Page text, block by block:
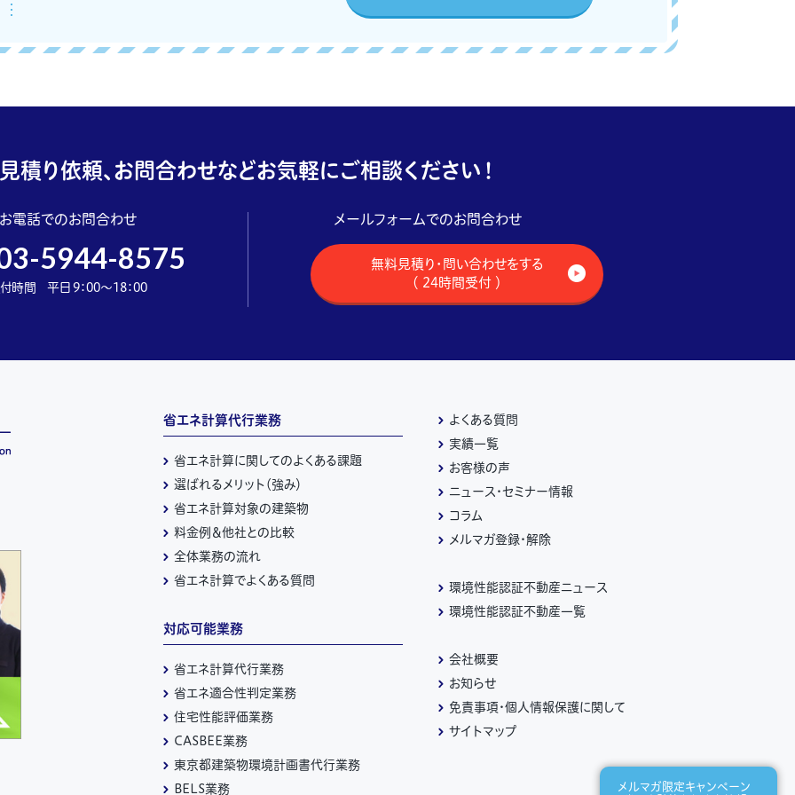
見積り依頼、お問合わせなどお気軽にご相談ください！
お電話でのお問合わせ
5944-8575
時間 平日 9：00～18：00
メールフォームでのお問合わせ
無料見積り・問い合わせをする
（ 24時間受付 ）
省エネ計算代行業務
省エネ計算に関してのよくある課題
選ばれるメリット（強み）
省エネ計算対象の建築物
料金例＆他社との比較
全体業務の流れ
省エネ計算でよくある質問
対応可能業務
省エネ計算代行業務
省エネ適合性判定業務
住宅性能評価業務
CASBEE業務
東京都建築物環境計画書代行業務
BELS業務
よくある質問
実績一覧
お客様の声
ニュース・セミナー情報
コラム
メルマガ登録・解除
環境性能認証不動産ニュース
環境性能認証不動産一覧
会社概要
お知らせ
免責事項・個人情報保護に関して
サイトマップ
メルマガ限定キャンペーン